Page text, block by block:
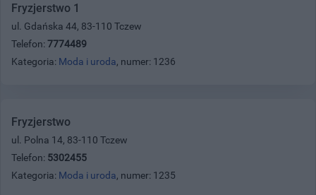
Fryzjerstwo 1
ul. Gdańska 44, 83-110 Tczew
Telefon: 7774489
Kategoria: Moda i uroda, numer: 1236
Fryzjerstwo
ul. Polna 14, 83-110 Tczew
Telefon: 5302455
Kategoria: Moda i uroda, numer: 1235